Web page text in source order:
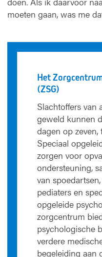
moeten gaan, was me
Het
(ZSG)
Slachtoffers van
geweld kunnen
dagen op
Speciaal
zorgen voor
ondersteuning,
van
pediaters en
opgeleide
zorgcentrum
psychologische
verdere
begeleiding aan